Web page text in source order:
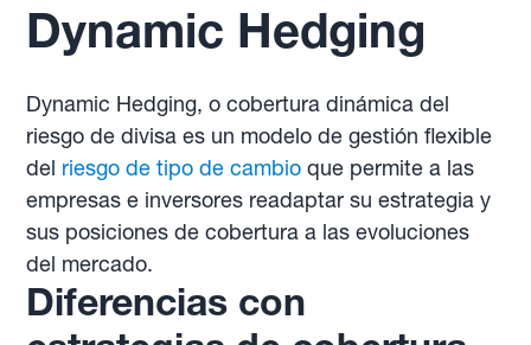
Dynamic Hedging
Dynamic Hedging, o cobertura dinámica del
riesgo de divisa es un modelo de gestión flexible
del riesgo de tipo de cambio que permite a las
empresas e inversores readaptar su estrategia y
sus posiciones de cobertura a las evoluciones
del mercado.
Diferencias con